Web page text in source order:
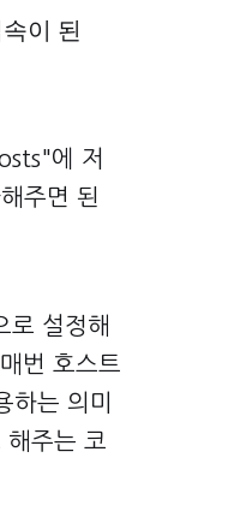
이 된
에 저
주면 된
로 설정해
번 호스트
는 의미
해주는 코